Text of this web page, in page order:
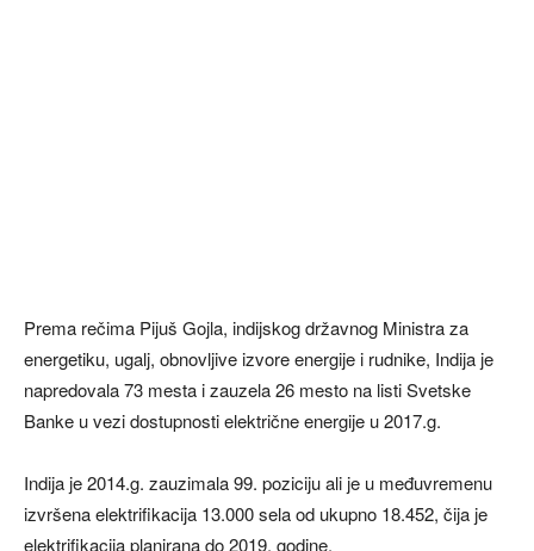
Prema rečima Pijuš Gojla, indijskog državnog Ministra za
energetiku, ugalj, obnovljive izvore energije i rudnike, Indija je
napredovala 73 mesta i zauzela 26 mesto na listi Svetske
Banke u vezi dostupnosti električne energije u 2017.g.
Indija je 2014.g. zauzimala 99. poziciju ali je u međuvremenu
izvršena elektrifikacija 13.000 sela od ukupno 18.452, čija je
elektrifikacija planirana do 2019. godine.